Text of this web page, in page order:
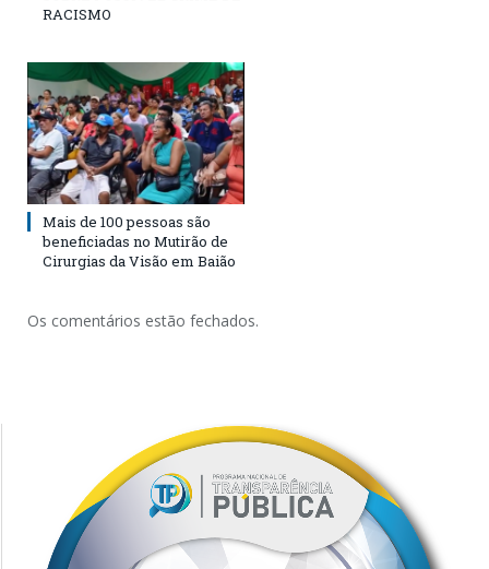
RACISMO
Mais de 100 pessoas são
beneficiadas no Mutirão de
Cirurgias da Visão em Baião
Os comentários estão fechados.